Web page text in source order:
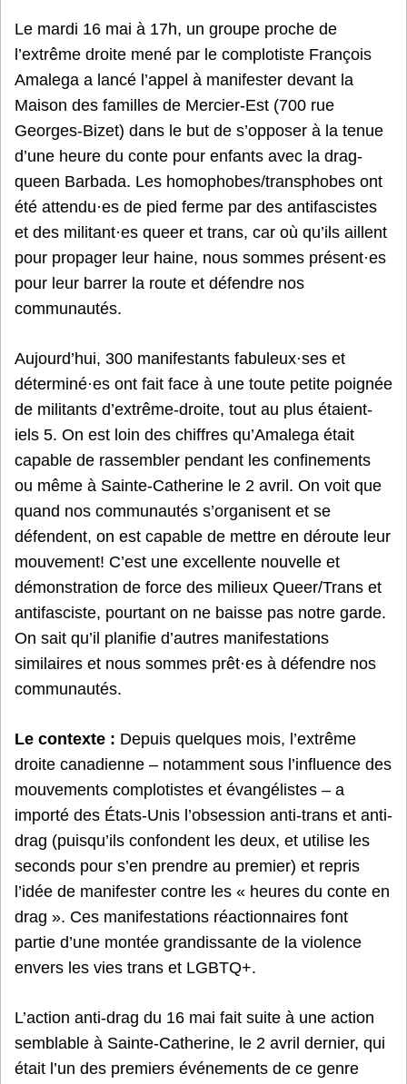
Le mardi 16 mai à 17h, un groupe proche de
l’extrême droite mené par le complotiste François
Amalega a lancé l’appel à manifester devant la
Maison des familles de Mercier-Est (700 rue
Georges-Bizet) dans le but de s’opposer à la tenue
d’une heure du conte pour enfants avec la drag-
queen Barbada. Les homophobes/transphobes ont
été attendu·es de pied ferme par des antifascistes
et des militant·es queer et trans, car où qu’ils aillent
pour propager leur haine, nous sommes présent·es
pour leur barrer la route et défendre nos
communautés.
Aujourd’hui, 300 manifestants fabuleux·ses et
déterminé·es ont fait face à une toute petite poignée
de militants d’extrême-droite, tout au plus étaient-
iels 5. On est loin des chiffres qu’Amalega était
capable de rassembler pendant les confinements
ou même à Sainte-Catherine le 2 avril. On voit que
quand nos communautés s’organisent et se
défendent, on est capable de mettre en déroute leur
mouvement! C’est une excellente nouvelle et
démonstration de force des milieux Queer/Trans et
antifasciste, pourtant on ne baisse pas notre garde.
On sait qu’il planifie d’autres manifestations
similaires et nous sommes prêt·es à défendre nos
communautés.
Le contexte : Depuis quelques mois, l’extrême
droite canadienne – notamment sous l’influence des
mouvements complotistes et évangélistes – a
importé des États-Unis l’obsession anti-trans et anti-
drag (puisqu’ils confondent les deux, et utilise les
seconds pour s’en prendre au premier) et repris
l’idée de manifester contre les « heures du conte en
drag ». Ces manifestations réactionnaires font
partie d’une montée grandissante de la violence
envers les vies trans et LGBTQ+.
L’action anti-drag du 16 mai fait suite à une action
semblable à Sainte-Catherine, le 2 avril dernier, qui
était l’un des premiers événements de ce genre